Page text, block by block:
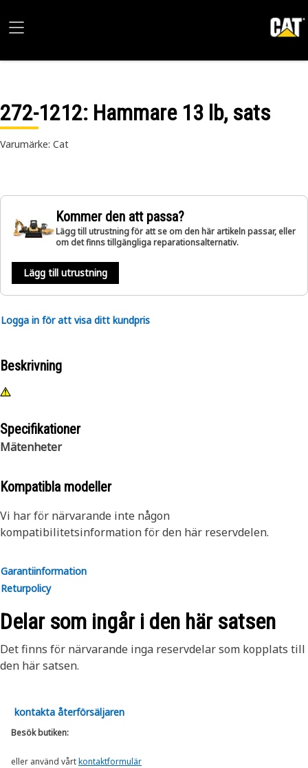
272-1212: Hammare 13 lb, sats
Varumärke: Cat
Kommer den att passa?
Lägg till utrustning för att se om den här artikeln passar, eller
om det finns tillgängliga reparationsalternativ.
Lägg till utrustning
Logga in för att visa ditt kundpris
Beskrivning
Specifikationer
Mätenheter
Kompatibla modeller
Vi har för närvarande inte någon
kompatibilitetsinformation för den här reservdelen.
Garantiinformation
Returpolicy
Delar som ingår i den här satsen
Det finns för närvarande inga reservdelar som kopplats till
den här satsen.
kontakta återförsäljaren
Besök butiken:
eller använd vårtkontaktformulär